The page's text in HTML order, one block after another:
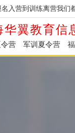
入营到训练离营我
华翼教育信
营 军训夏令营